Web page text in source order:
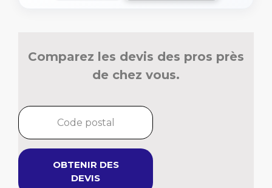
Comparez les devis des pros près
de chez vous.
OBTENIR DES
DEVIS